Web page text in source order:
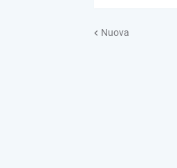
Nuova